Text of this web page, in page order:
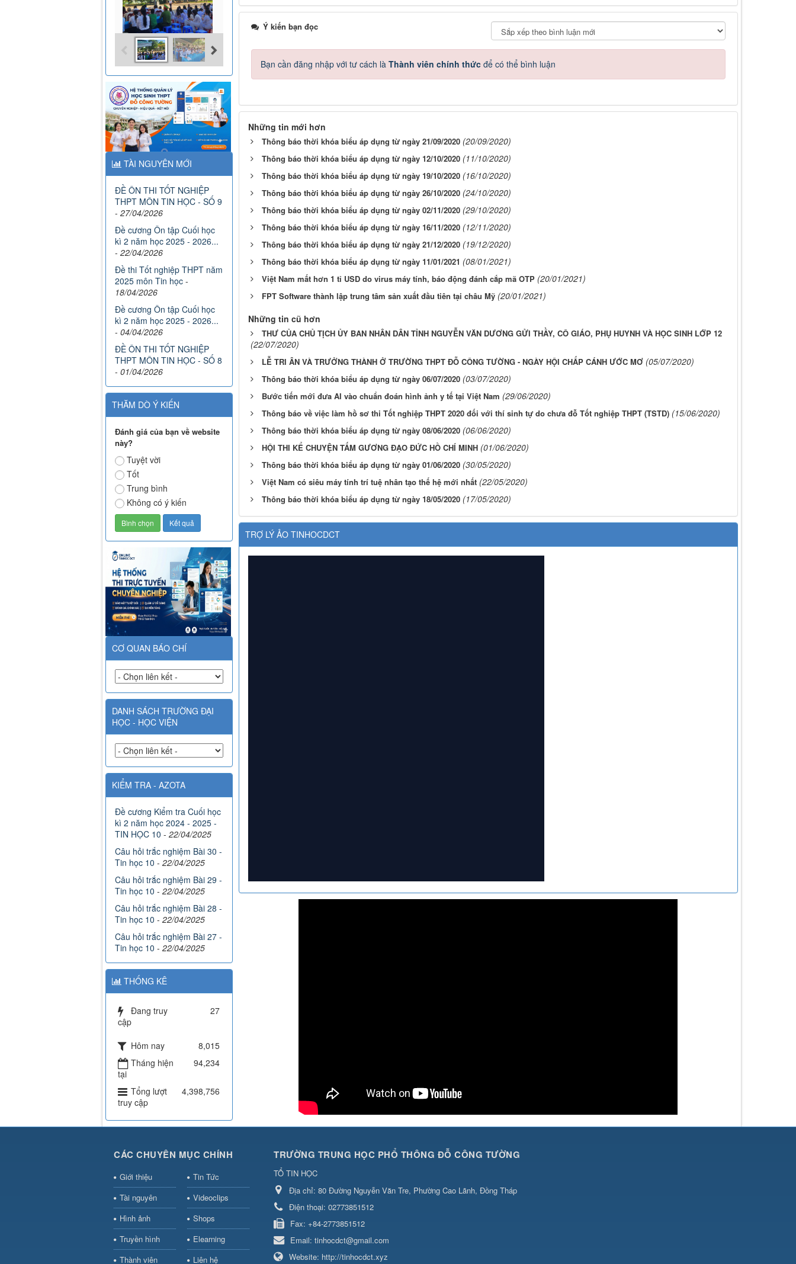
Ý kiến bạn đọc
Bạn cần đăng nhập với tư cách là Thành viên chính thứcđể có thể bình luận
Những tin mới hơn
Thông báo thời khóa biểu áp dụng từ ngày 21/09/2020 (20/09/2020)
Thông báo thời khóa biểu áp dụng từ ngày 12/10/2020 (11/10/2020)
Thông báo thời khóa biểu áp dụng từ ngày 19/10/2020 (16/10/2020)
Thông báo thời khóa biểu áp dụng từ ngày 26/10/2020 (24/10/2020)
Thông báo thời khóa biểu áp dụng từ ngày 02/11/2020 (29/10/2020)
Thông báo thời khóa biểu áp dụng từ ngày 16/11/2020 (12/11/2020)
Thông báo thời khóa biểu áp dụng từ ngày 21/12/2020 (19/12/2020)
Thông báo thời khóa biểu áp dụng từ ngày 11/01/2021 (08/01/2021)
Việt Nam mất hơn 1 tỉ USD do virus máy tính, báo động đánh cắp mã OTP (20/01/2021)
FPT Software thành lập trung tâm sản xuất đầu tiên tại châu Mỹ (20/01/2021)
Những tin cũ hơn
THƯ CỦA CHỦ TỊCH ỦY BAN NHÂN DÂN TỈNH NGUYỄN VĂN DƯƠNG GỬI THẦY, CÔ GIÁO, PHỤ HUYNH VÀ HỌC SINH LỚP 12
(22/07/2020)
LỄ TRI ÂN VÀ TRƯỞNG THÀNH Ở TRƯỜNG THPT ĐỖ CÔNG TƯỜNG - NGÀY HỘI CHẤP CÁNH ƯỚC MƠ (05/07/2020)
Thông báo thời khóa biểu áp dụng từ ngày 06/07/2020 (03/07/2020)
Bước tiến mới đưa AI vào chuẩn đoán hình ảnh y tế tại Việt Nam (29/06/2020)
Thông báo về việc làm hồ sơ thi Tốt nghiệp THPT 2020 đối với thí sinh tự do chưa đỗ Tốt nghiệp THPT (TSTD) (15/06/2020)
Thông báo thời khóa biểu áp dụng từ ngày 08/06/2020 (06/06/2020)
HỘI THI KỂ CHUYỆN TẤM GƯƠNG ĐẠO ĐỨC HỒ CHÍ MINH (01/06/2020)
Thông báo thời khóa biểu áp dụng từ ngày 01/06/2020 (30/05/2020)
Việt Nam có siêu máy tính trí tuệ nhân tạo thế hệ mới nhất (22/05/2020)
Thông báo thời khóa biểu áp dụng từ ngày 18/05/2020 (17/05/2020)
TRỢ LÝ ẢO TINHOCDCT
TÀI NGUYÊN MỚI
ĐỀ ÔN THI TỐT NGHIỆP
THPT MÔN TIN HỌC - SỐ 9
- 27/04/2026
Đề cương Ôn tập Cuối học
kì 2 năm học 2025 - 2026...
- 22/04/2026
Đề thi Tốt nghiệp THPT năm
2025 môn Tin học -
18/04/2026
Đề cương Ôn tập Cuối học
kì 2 năm học 2025 - 2026...
- 04/04/2026
ĐỀ ÔN THI TỐT NGHIỆP
THPT MÔN TIN HỌC - SỐ 8
- 01/04/2026
THĂM DÒ Ý KIẾN
Đánh giá của bạn về website
này?
Tuyệt vời
Tốt
Trung bình
Không có ý kiến
CƠ QUAN BÁO CHÍ
DANH SÁCH TRƯỜNG ĐẠI
HỌC - HỌC VIỆN
KIỂM TRA - AZOTA
Đề cương Kiểm tra Cuối học
kì 2 năm học 2024 - 2025 -
TIN HỌC 10 - 22/04/2025
Câu hỏi trắc nghiệm Bài 30 -
Tin học 10 - 22/04/2025
Câu hỏi trắc nghiệm Bài 29 -
Tin học 10 - 22/04/2025
Câu hỏi trắc nghiệm Bài 28 -
Tin học 10 - 22/04/2025
Câu hỏi trắc nghiệm Bài 27 -
Tin học 10 - 22/04/2025
THỐNG KÊ
Đang truy
cập
27
Hôm nay
8,015
Tháng hiện
tại
94,234
Tổng lượt
truy cập
4,398,756
CÁC CHUYÊN MỤC CHÍNH
Giới thiệu
Tin Tức
Tài nguyên
Videoclips
Hình ảnh
Shops
Truyền hình
Elearning
Thành viên
Liên hệ
TRƯỜNG TRUNG HỌC PHỔ THÔNG ĐỖ CÔNG TƯỜNG
TỔ TIN HỌC
Địa chỉ: 80 Đường Nguyễn Văn Tre, Phường Cao Lãnh, Đồng Tháp
Điện thoại: 02773851512
Fax: +84-2773851512
Email: tinhocdct@gmail.com
Website: http://tinhocdct.xyz